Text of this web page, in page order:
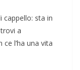
cappello: sta in
a
l’ha una vita